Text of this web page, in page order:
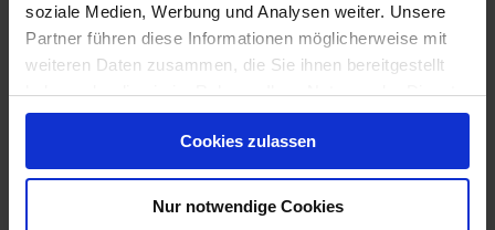
soziale Medien, Werbung und Analysen weiter. Unsere
Partner führen diese Informationen möglicherweise mit
weiteren Daten zusammen, die Sie ihnen bereitgestellt
haben oder die sie im Rahmen Ihrer Nutzung der Dienste
gesammelt haben.
Cookies zulassen
Nur notwendige Cookies